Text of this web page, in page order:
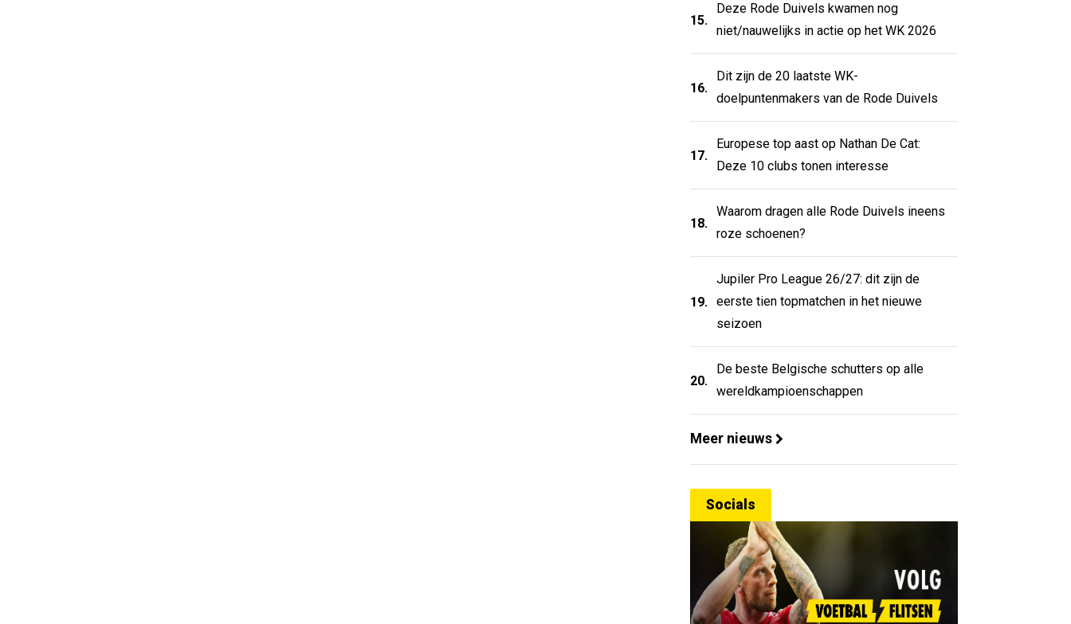
15.
Deze Rode Duivels kwamen nog
niet/nauwelijks in actie op het WK 2026
16.
Dit zijn de 20 laatste WK-
doelpuntenmakers van de Rode Duivels
17.
Europese top aast op Nathan De Cat:
Deze 10 clubs tonen interesse
18.
Waarom dragen alle Rode Duivels ineens
roze schoenen?
19.
Jupiler Pro League 26/27: dit zijn de
eerste tien topmatchen in het nieuwe
seizoen
20.
De beste Belgische schutters op alle
wereldkampioenschappen
Meer nieuws
Socials